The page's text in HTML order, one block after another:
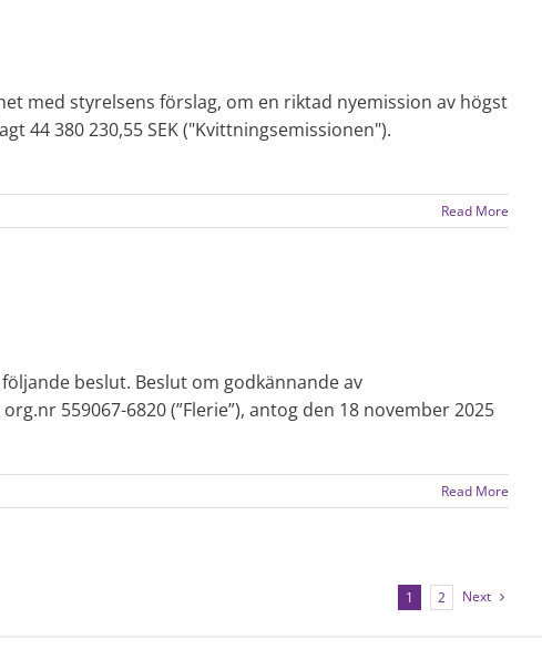
med styrelsens förslag, om en riktad nyemission av högst
44 380 230,55 SEK ("Kvittningsemissionen").
Read More
beslut. Beslut om godkännande av
559067-6820 (”Flerie”), antog den 18 november 2025
Read More
1 2 Next